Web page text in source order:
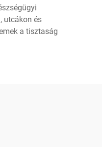
utcákon és
a tisztaság